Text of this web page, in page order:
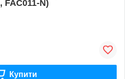
FAC011-N)
Купити